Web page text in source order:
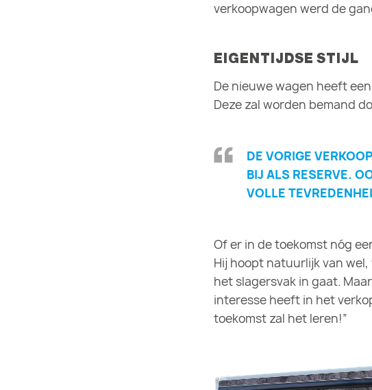
verkoopwagen werd de
EIGENTIJDSE STIJL
De nieuwe wagen heeft
Deze zal worden bemand
DE VORIGE
BIJ ALS RESERVE.
VOLLE
Of er in de toekomst nóg
Hij hoopt natuurlijk van
het slagersvak in gaat.
interesse heeft in het
toekomst zal het leren!”